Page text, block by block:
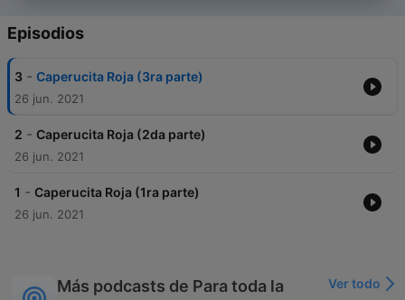
Episodios
3 - Caperucita Roja (3ra parte)
26 jun. 2021
2 - Caperucita Roja (2da parte)
26 jun. 2021
1 - Caperucita Roja (1ra parte)
26 jun. 2021
Más podcasts de Para toda la
Ver todo